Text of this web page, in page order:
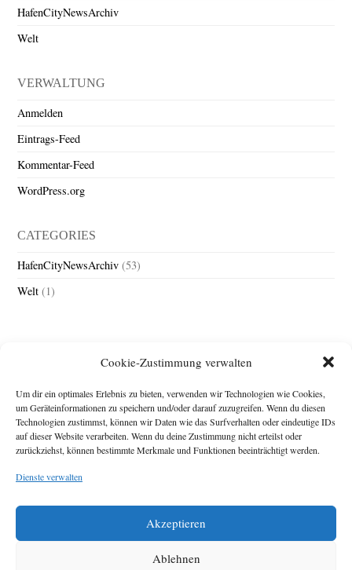
Cookie-Zustimmung verwalten
Um dir ein optimales Erlebnis zu bieten, verwenden wir Technologien wie Cookies,
um Geräteinformationen zu speichern und/oder darauf zuzugreifen. Wenn du diesen
Technologien zustimmst, können wir Daten wie das Surfverhalten oder eindeutige IDs
auf dieser Website verarbeiten. Wenn du deine Zustimmung nicht erteilst oder
zurückziehst, können bestimmte Merkmale und Funktionen beeinträchtigt werden.
Dienste verwalten
Akzeptieren
Ablehnen
HafenCityNewsArchiv
Welt
VERWALTUNG
Anmelden
Eintrags-Feed
Kommentar-Feed
WordPress.org
CATEGORIES
HafenCityNewsArchiv (53)
Welt (1)
Impressum
Michael Baden,
Diese Webseite stellt
zehn Jahre der